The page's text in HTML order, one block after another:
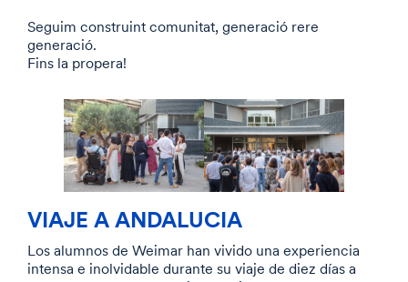
Seguim construint comunitat, generació rere
generació.
Fins la propera!
VIAJE A ANDALUCIA
Los alumnos de Weimar han vivido una experiencia
intensa e inolvidable durante su viaje de diez días a